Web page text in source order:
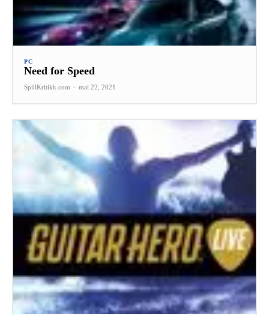
PC
Need for Speed
SpillKritikk.com - mai 22, 2021